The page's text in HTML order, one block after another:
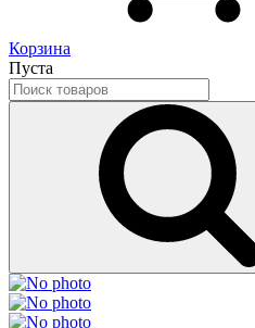
Корзина
Пуста